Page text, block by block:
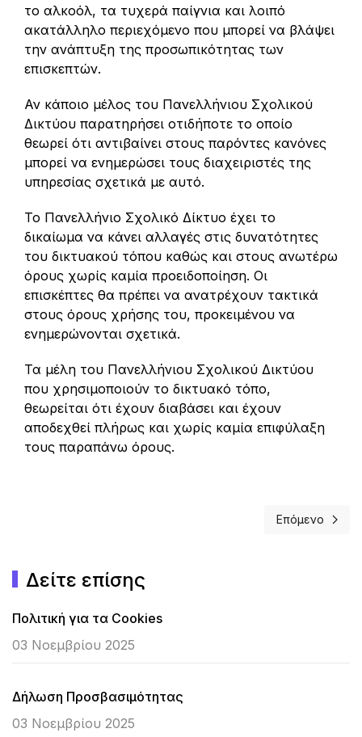
το αλκοόλ, τα τυχερά παίγνια και λοιπό
ακατάλληλο περιεχόμενο που μπορεί να βλάψει
την ανάπτυξη της προσωπικότητας των
επισκεπτών.
Αν κάποιο μέλος του Πανελλήνιου Σχολικού
Δικτύου παρατηρήσει οτιδήποτε το οποίο
θεωρεί ότι αντιβαίνει στους παρόντες κανόνες
μπορεί να ενημερώσει τους διαχειριστές της
υπηρεσίας σχετικά με αυτό.
Το Πανελλήνιο Σχολικό Δίκτυο έχει το
δικαίωμα να κάνει αλλαγές στις δυνατότητες
του δικτυακού τόπου καθώς και στους ανωτέρω
όρους χωρίς καμία προειδοποίηση. Οι
επισκέπτες θα πρέπει να ανατρέχουν τακτικά
στους όρους χρήσης του, προκειμένου να
ενημερώνονται σχετικά.
Τα μέλη του Πανελλήνιου Σχολικού Δικτύου
που χρησιμοποιούν το δικτυακό τόπο,
θεωρείται ότι έχουν διαβάσει και έχουν
αποδεχθεί πλήρως και χωρίς καμία επιφύλαξη
τους παραπάνω όρους.
Επόμενο
Επόμενο
Δείτε επίσης
Πολιτική για τα Cookies
03 Νοεμβρίου 2025
Δήλωση Προσβασιμότητας
03 Νοεμβρίου 2025